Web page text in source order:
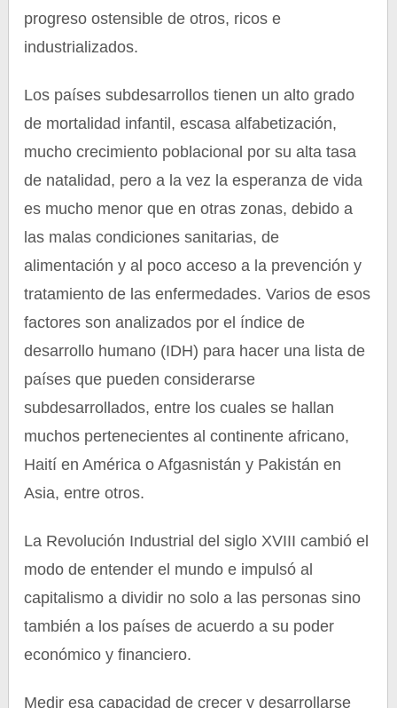
progreso ostensible de otros, ricos e
industrializados.
Los países subdesarrollos tienen un alto grado
de mortalidad infantil, escasa alfabetización,
mucho crecimiento poblacional por su alta tasa
de natalidad, pero a la vez la esperanza de vida
es mucho menor que en otras zonas, debido a
las malas condiciones sanitarias, de
alimentación y al poco acceso a la prevención y
tratamiento de las enfermedades. Varios de esos
factores son analizados por el índice de
desarrollo humano (IDH) para hacer una lista de
países que pueden considerarse
subdesarrollados, entre los cuales se hallan
muchos pertenecientes al continente africano,
Haití en América o Afgasnistán y Pakistán en
Asia, entre otros.
La Revolución Industrial del siglo XVIII cambió el
modo de entender el mundo e impulsó al
capitalismo a dividir no solo a las personas sino
también a los países de acuerdo a su poder
económico y financiero.
Medir esa capacidad de crecer y desarrollarse